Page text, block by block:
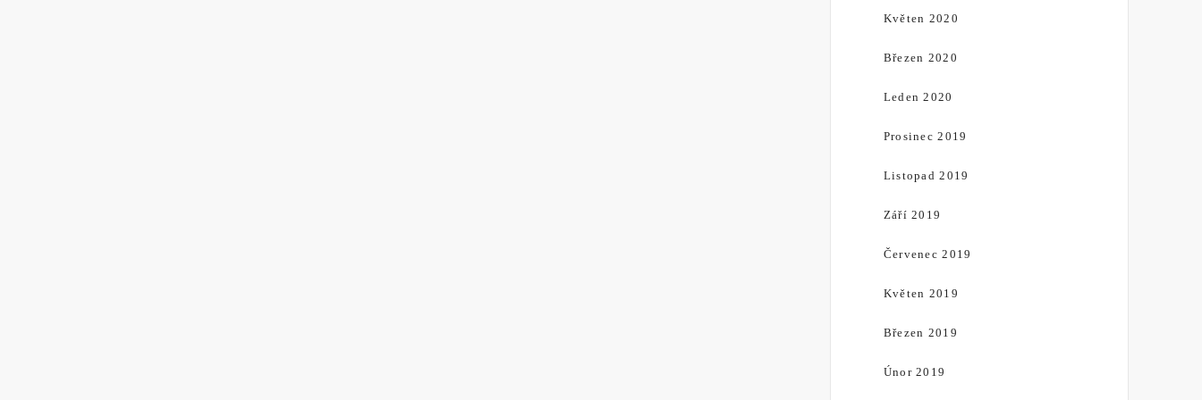
Květen 2020
Březen 2020
Leden 2020
Prosinec 2019
Listopad 2019
Září 2019
Červenec 2019
Květen 2019
Březen 2019
Únor 2019